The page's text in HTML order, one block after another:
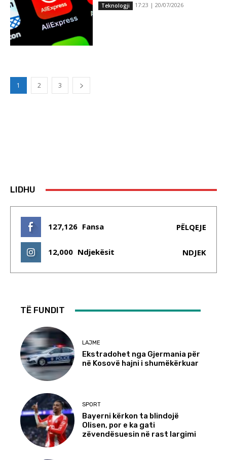
Teknologji 17:23 | 20/07/2026
1 2 3
LIDHU
127,126 Fansa PËLQEJE
12,000 Ndjekësit NDJEK
TË FUNDIT
LAJME
Ekstradohet nga Gjermania për
në Kosovë hajni i shumëkërkuar
SPORT
Bayerni kërkon ta blindojë
Olisen, por e ka gati
zëvendësuesin në rast largimi